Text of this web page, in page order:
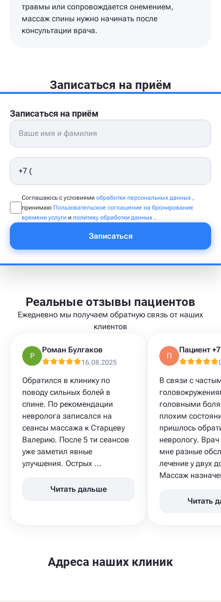
травмы или сопровождается онемением,
массаж спины нужно начинать после
консультации врача.
Записаться на приём
Записаться на приём
Соглашаюсь с условиями обработки персональных данных ,
принимаю Пользовательское соглашение на бронирование
времени услуги и политику обработки данных .
Записаться
Реальные отзывы пациентов
Ежедневно мы получаем обратную связь от наших
клиентов
Р
Роман Булгаков
16.08.2025
Обратился в клинику по
поводу сильных болей в
спине. По рекомендации
невролога записался на
сеансы массажа к Старцеву
Валерию. После 5 ти сеансов
уже заметил явные
улучшения. Острых ...
Читать дальше
П
В связи с
головными
плохим
пришлось
неврологу.
мне разные
лечение у двух
Массаж​
Читать
Адреса наших клиник